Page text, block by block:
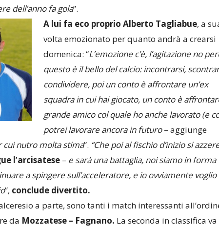
dell’anno fa gola”.
A lui fa eco proprio Alberto Tagliabue, a
volta emozionato per quanto andrà a crearsi
domenica: “L’emozione c’è, l’agitazione no
questo è il bello del calcio: incontrarsi,
condividere, poi un conto è affrontare un’ex
squadra in cui hai giocato, un conto è
grande amico col quale ho anche lavorato (e
potrei lavorare ancora in futuro– aggiunge
cui nutro molta stima”. “Che poi al fischio d’inizio si
l’arcisatese– e sarà una battaglia, noi siamo in forma
a spingere sull’acceleratore, e io ovviamente voglio
”, conclude divertito.
a parte, sono tanti i match interessanti
da Mozzatese – Fagnano. La seconda in classifica